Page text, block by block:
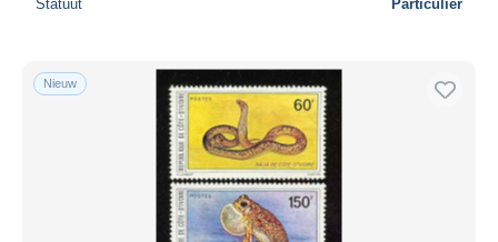
Statuut Particulier
Nieuw